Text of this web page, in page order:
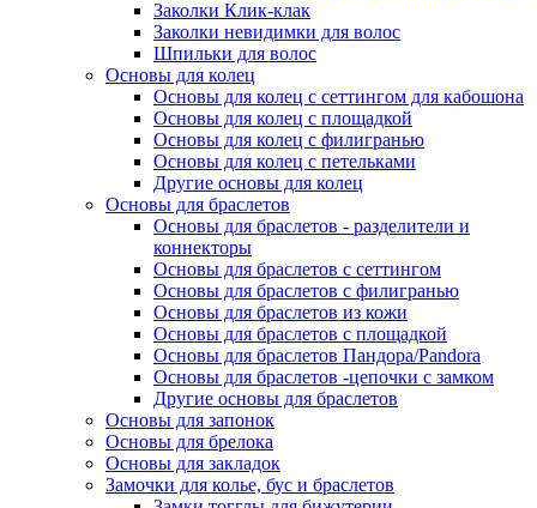
Заколки Клик-клак
Заколки невидимки для волос
Шпильки для волос
Основы для колец
Основы для колец с сеттингом для кабошона
Основы для колец с площадкой
Основы для колец с филигранью
Основы для колец с петельками
Другие основы для колец
Основы для браслетов
Основы для браслетов - разделители и
коннекторы
Основы для браслетов с сеттингом
Основы для браслетов с филигранью
Основы для браслетов из кожи
Основы для браслетов с площадкой
Основы для браслетов Пандора/Pandora
Основы для браслетов -цепочки с замком
Другие основы для браслетов
Основы для запонок
Основы для брелока
Основы для закладок
Замочки для колье, бус и браслетов